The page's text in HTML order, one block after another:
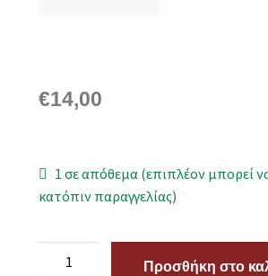
€14,00
1 σε απόθεμα (επιπλέον μπορεί
κατόπιν παραγγελίας)
Προσθήκη στο